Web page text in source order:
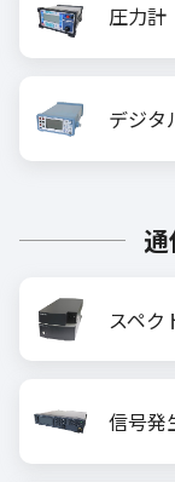
圧力計
デジタ
通
スペク
信号発